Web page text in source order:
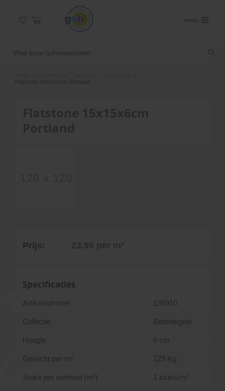
menu
Flatstone 15x15x6cm Portland
Prijs:
Specificaties
Artikelnummer 138910
Collectie Betontegels
Hoogte 6 cm
Gewicht per m² 129 Kg
Stuks per eenheid (m²) 1 stuks/m²